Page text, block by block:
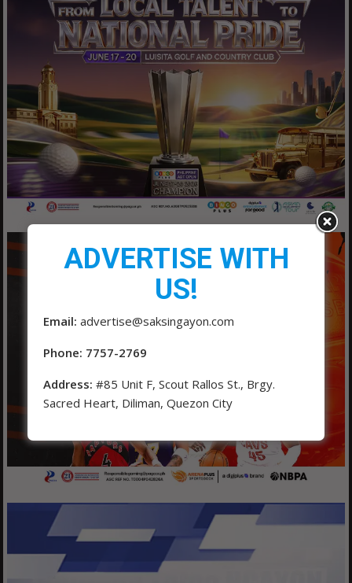
ADVERTISE WITH
US!
Email: advertise@saksingayon.com
Phone: 7757-2769
Address: #85 Unit F, Scout Rallos St., Brgy.
Sacred Heart, Diliman, Quezon City